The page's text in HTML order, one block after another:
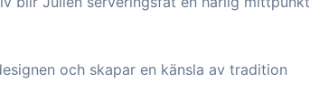
och skapar en känsla av tradition